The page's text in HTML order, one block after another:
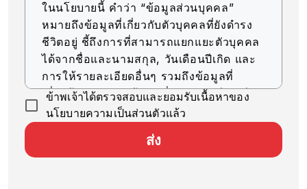
ในนโยบายนี้ คำว่า “ข้อมูลส่วนบุคคล”
หมายถึงข้อมูลที่เกี่ยวกับตัวบุคคลที่ยังดำรง
ชีวิตอยู่ ชี้ถึงการที่สามารถแยกแยะตัวบุคคล
ได้จากชื่อและนามสกุล, วันเดือนปีเกิด และ
การให้รายละเอียดอื่นๆ รวมถึงข้อมูลที่
เกี่ยวข้อง (รวมถึงข้อมูลที่สามารถเทียบเคียง
กับข้อมูลอื่นๆ ได้ง่าย ซึ่งจะช่วยให้สามารถ
การรับข้อมูลส่วนบุคคล
ข้าพเจ้าได้ตรวจสอบและยอมรับเนื้อหาของ
นโยบายความเป็นส่วนตัวแล้ว
ส่ง